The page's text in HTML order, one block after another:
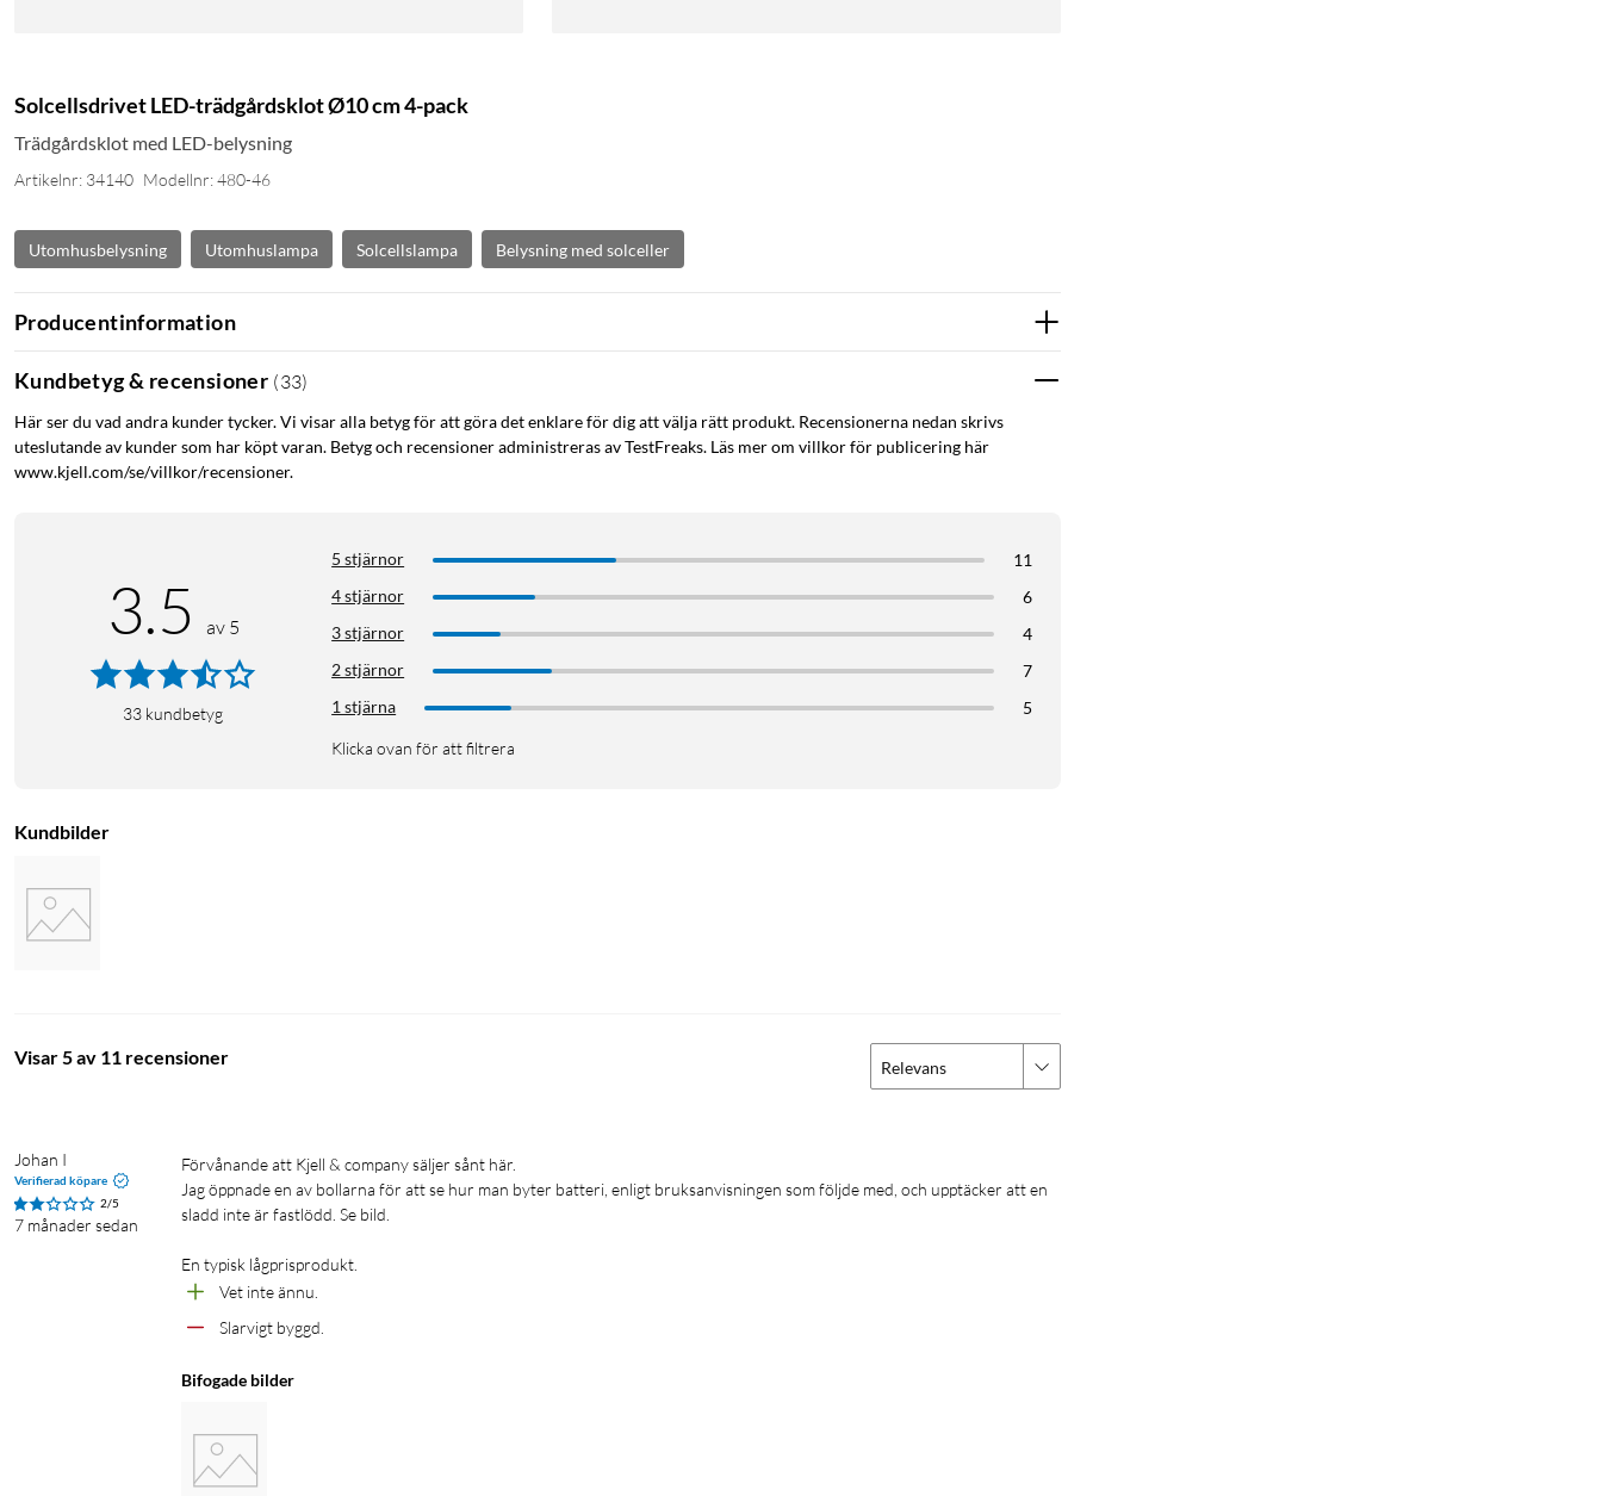
Solcellsdrivet LED-trädgårdsklot Ø10 cm 4-pack
Trädgårdsklot med LED-belysning
Artikelnr: 34140 Modellnr: 480-46
Utomhusbelysning Utomhuslampa Solcellslampa Belysning med solceller
Producentinformation
Kundbetyg & recensioner (33)
Här ser du vad andra kunder tycker. Vi visar alla betyg för att göra det enklare för dig att välja rätt produkt. Recensionerna nedan skrivs
uteslutande av kunder som har köpt varan. Betyg och recensioner administreras av TestFreaks. Läs mer om villkor för publicering här
www.kjell.com/se/villkor/recensioner.
3.5 av 5
33 kundbetyg
5 stjärnor
11
4 stjärnor
6
3 stjärnor
4
2 stjärnor
7
1 stjärna
5
Klicka ovan för att filtrera
Kundbilder
Visar 5 av 11 recensioner Relevans
Johan I
Verifierad köpare
2/5
7 månader sedan
Förvånande att Kjell & company säljer sånt här.
Jag öppnade en av bollarna för att se hur man byter batteri, enligt bruksanvisningen som följde med, och upptäcker att en
sladd inte är fastlödd. Se bild.
En typisk lågprisprodukt.
Vet inte ännu.
Slarvigt byggd.
Bifogade bilder